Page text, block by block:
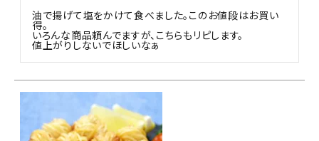
油で揚げて塩をかけて食べました。このお値段はお買い
得。
いろんな商品頼んでますが、こちらもリピします。
値上がりしないでほしいなぁ